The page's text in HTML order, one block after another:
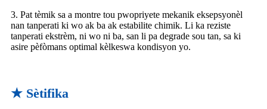
3. Pat tèmik sa a montre tou pwopriyete mekanik eksepsyonèl
nan tanperati ki wo ak ba ak estabilite chimik. Li ka reziste
tanperati ekstrèm, ni wo ni ba, san li pa degrade sou tan, sa ki
asire pèfòmans optimal kèlkeswa kondisyon yo.
★ Sètifika